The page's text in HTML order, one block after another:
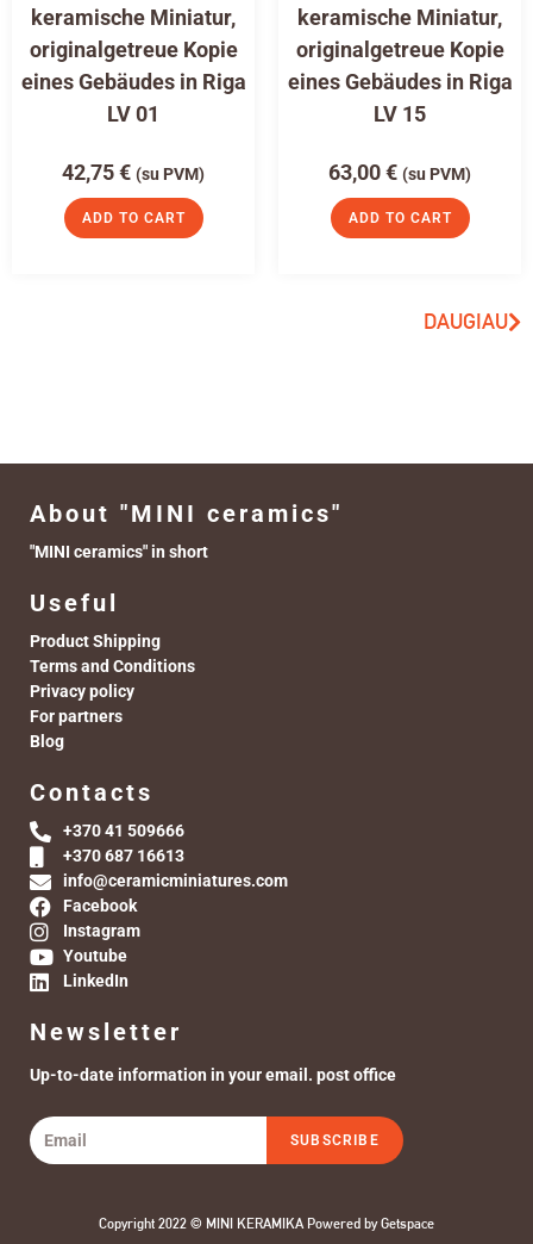
keramische Miniatur,
originalgetreue Kopie
eines Gebäudes in Riga
LV 01
42,75€ (su PVM)
ADD TO CART
keramische Miniatur,
originalgetreue Kopie
eines Gebäudes in Riga
LV 15
63,00€ (su PVM)
ADD TO CART
DAUGIAU
About "MINI ceramics"
"MINI ceramics" in short
Useful
Product Shipping
Terms and Conditions
Privacy policy
For partners
Blog
Contacts
+370 41 509666
+370 687 16613
info@ceramicminiatures.com
Facebook
Instagram
Youtube
LinkedIn
Newsletter
Up-to-date information in your email. post office
SUBSCRIBE
Copyright 2022 © MINI KERAMIKA Powered byGetspace